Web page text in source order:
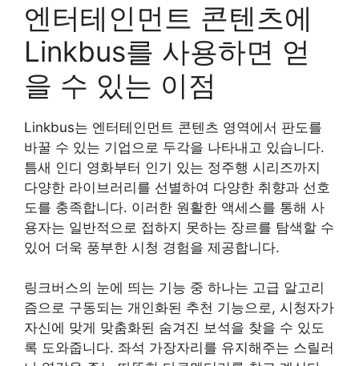
엔터테인먼트 콘텐츠에
Linkbus를 사용하면 얻
을 수 있는 이점
Linkbus는 엔터테인먼트 콘텐츠 영역에서 판도를
바꿀 수 있는 기업으로 두각을 나타내고 있습니다.
틈새 인디 영화부터 인기 있는 정주행 시리즈까지
다양한 라이브러리를 선별하여 다양한 취향과 선호
도를 충족합니다. 이러한 원활한 액세스를 통해 사
용자는 일반적으로 접하지 못하는 장르를 탐색할 수
있어 더욱 풍부한 시청 경험을 제공합니다.
링크버스의 눈에 띄는 기능 중 하나는 고급 알고리
즘으로 구동되는 개인화된 추천 기능으로, 시청자가
자신에 맞게 맞춤화된 숨겨진 보석을 찾을 수 있도
록 도와줍니다. 좌석 가장자리를 유지해주는 스릴러